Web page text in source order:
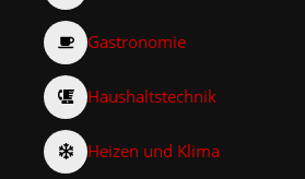
Gastronomie
Haushaltstechnik
Heizen und Klima